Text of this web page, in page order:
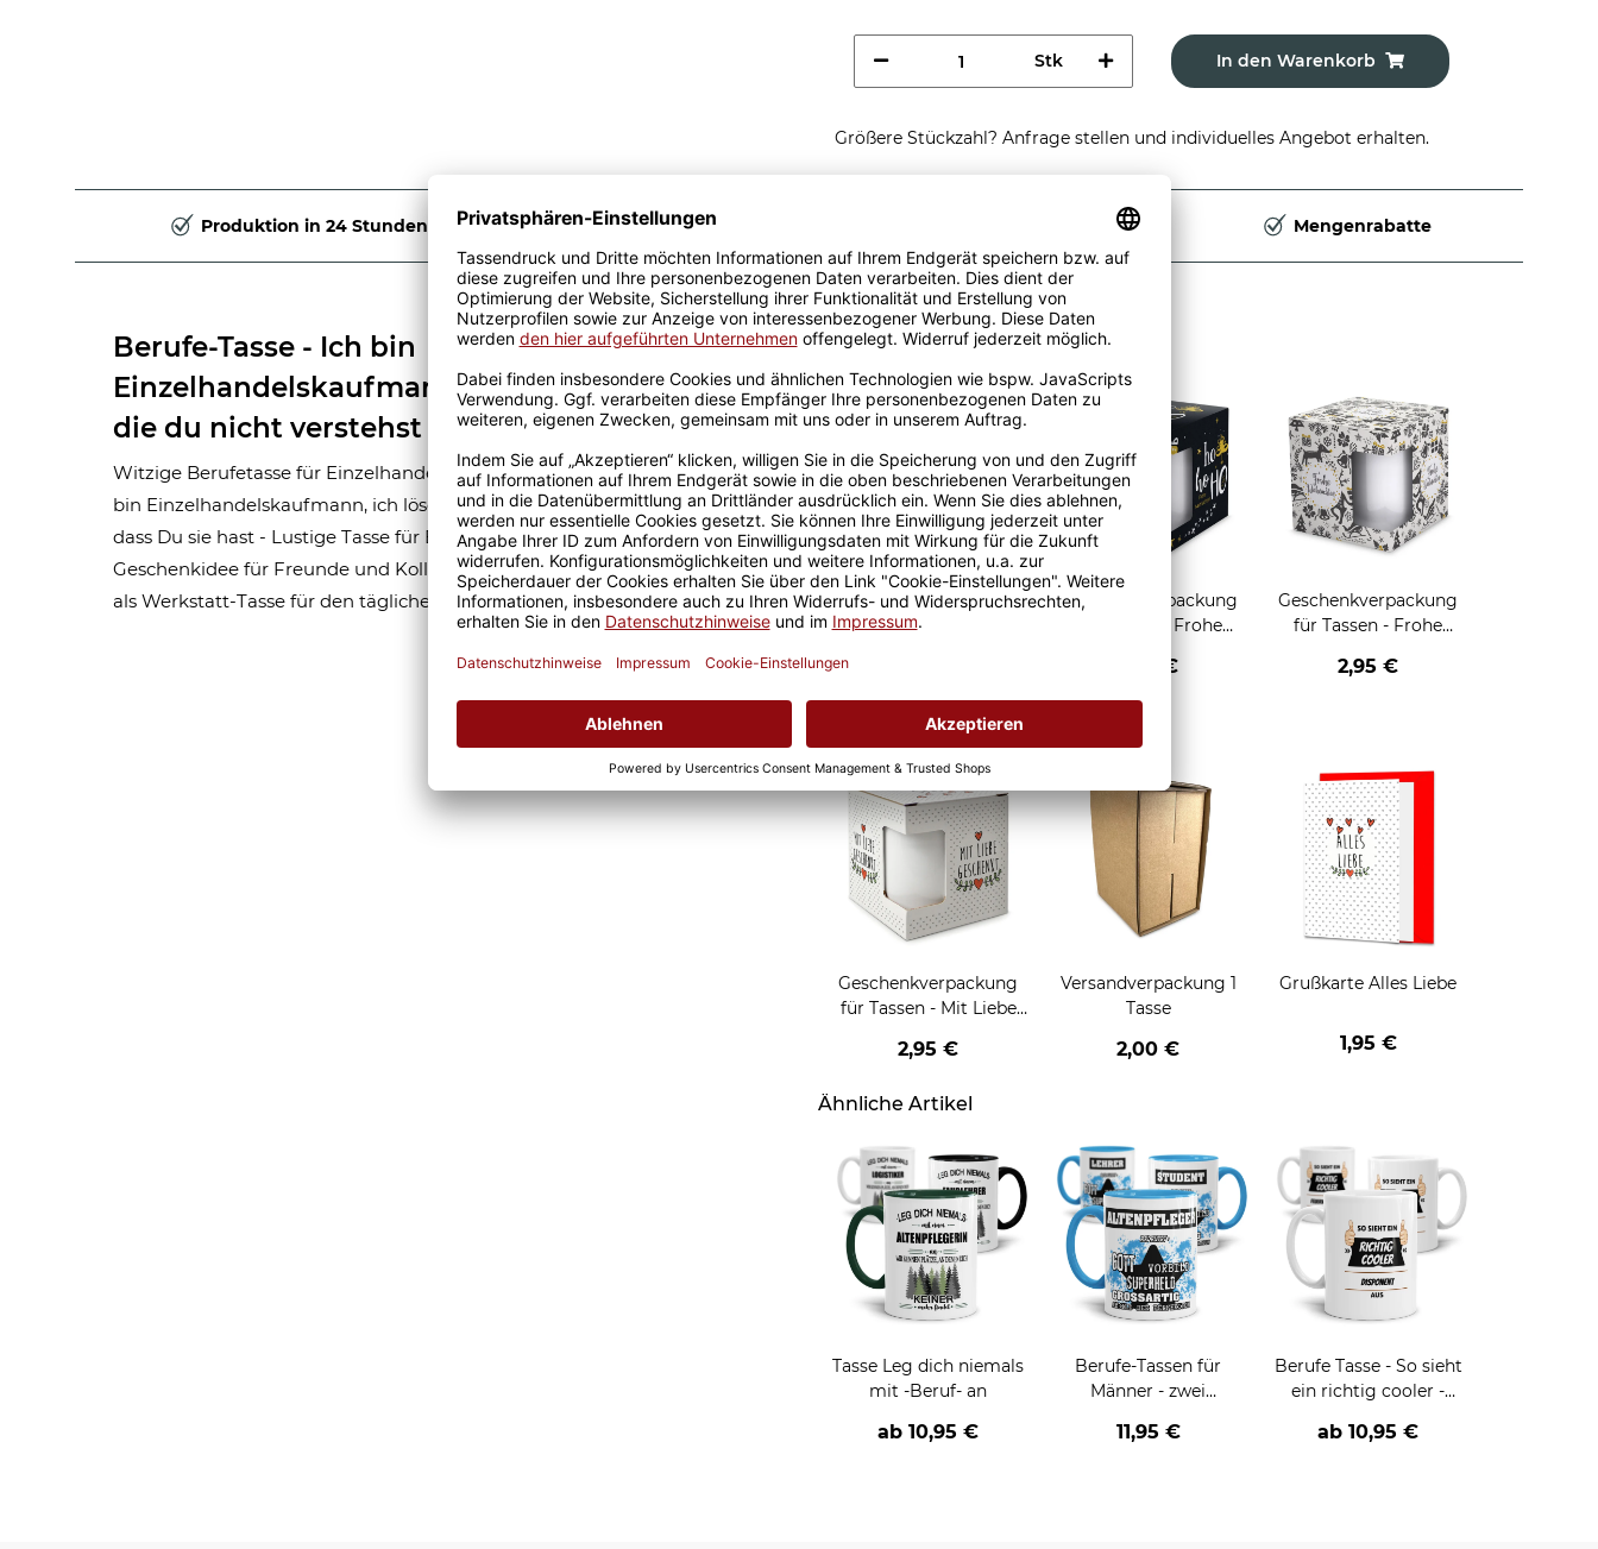
Stk In den Warenkorb
Größere Stückzahl? Anfrage stellen und individuelles Angebot erhalten.
Produktion in 24 Stunden Sicherer Kauf Auf Rechnung Produktion in Deutschland Mengenrabatte
Berufe-Tasse - Ich bin
Einzelhandelskaufmann, ich löse Probleme,
die du nicht verstehst - Cambridge Blau
Witzige Berufetasse für Einzelhandelskaufmann zum Verschenken - Ich
bin Einzelhandelskaufmann, ich löse Probleme, von denen Du nicht weißt,
dass Du sie hast - Lustige Tasse für Einzelhandelskaufmann. Tolle
Geschenkidee für Freunde und Kollegen. Perfekt auch als Bürotasse oder
als Werkstatt-Tasse für den täglichen Kaffeegenuss.
Passende Verpackungen
Geschenkverpackung
für Tassen - Frohe
Geschenkverpackung
für Tassen - Frohe
HO - schwarz
2,95 €
Geschenkverpackung
für Tassen - Frohe
2,95 €
Grußkarten zum Verschenken
Geschenkverpackung
für Tassen - Mit Liebe
2,95 €
Versandverpackung 1
Tasse
2,00 €
Grußkarte Alles Liebe
1,95 €
Ähnliche Artikel
Tasse Leg dich niemals
mit -Beruf- an
ab10,95 €
Berufe-Tassen für
Männer - zwei
11,95 €
Berufe Tasse - So sieht
ein richtig cooler -
ab10,95 €